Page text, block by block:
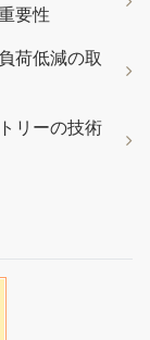
要性
荷低減の取
リーの技術